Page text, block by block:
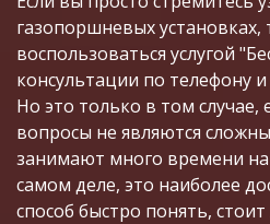
газопоршневых установках,
воспользоваться услугой
консультации по телефону
Но это только в том
вопросы не являются
занимают много времени на
самом деле, это наиболее
способ быстро понять,